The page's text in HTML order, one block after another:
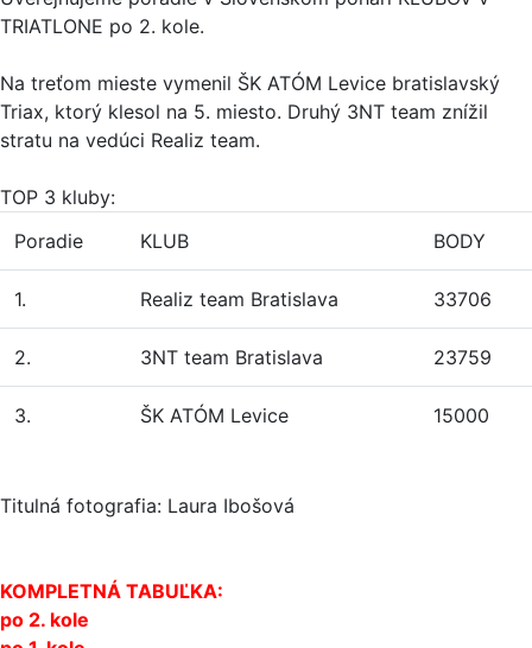
TRIATLONE po 2. kole.
Na treťom mieste vymenil ŠK ATÓM Levice bratislavský
Triax, ktorý klesol na 5. miesto. Druhý 3NT team znížil
stratu na vedúci Realiz team.
TOP 3 kluby:
Poradie
KLUB BODY
1. Realiz team Bratislava 33706
2. 3NT team Bratislava 23759
3. ŠK ATÓM Levice 15000
Titulná fotografia: Laura Ibošová
KOMPLETNÁ TABUĽKA:
po 2. kole